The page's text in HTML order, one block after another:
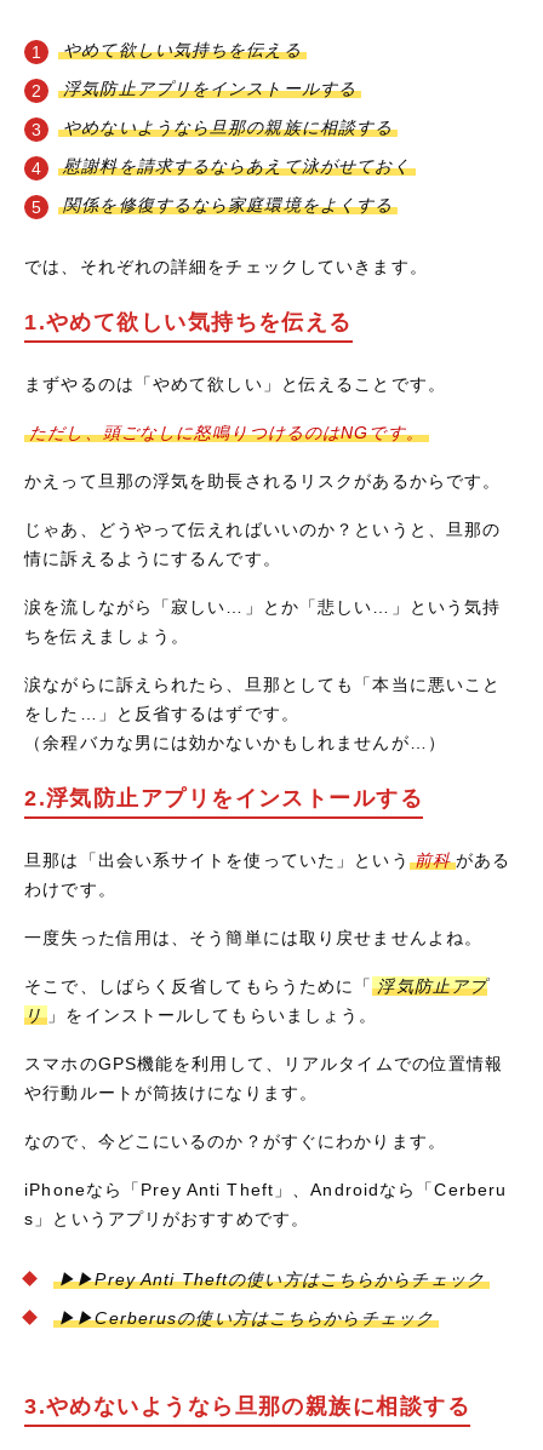
やめて欲しい気持ちを伝える
浮気防止アプリをインストールする
やめないようなら旦那の親族に相談する
慰謝料を請求するならあえて泳がせておく
関係を修復するなら家庭環境をよくする
では、それぞれの詳細をチェックしていきます。
1.やめて欲しい気持ちを伝える
まずやるのは「やめて欲しい」と伝えることです。
ただし、頭ごなしに怒鳴りつけるのはNGです。
かえって旦那の浮気を助長されるリスクがあるからです。
じゃあ、どうやって伝えればいいのか？というと、旦那の
情に訴えるようにするんです。
涙を流しながら「寂しい…」とか「悲しい…」という気持
ちを伝えましょう。
涙ながらに訴えられたら、旦那としても「本当に悪いこと
をした…」と反省するはずです。
（余程バカな男には効かないかもしれませんが…）
2.浮気防止アプリをインストールする
旦那は「出会い系サイトを使っていた」という 前科 がある
わけです。
一度失った信用は、そう簡単には取り戻せませんよね。
そこで、しばらく反省してもらうために「 浮気防止アプ
リ 」をインストールしてもらいましょう。
スマホのGPS機能を利用して、リアルタイムでの位置情報
や行動ルートが筒抜けになります。
なので、今どこにいるのか？がすぐにわかります。
iPhoneなら「Prey Anti Theft」、Androidなら「Cerberu
s」というアプリがおすすめです。
▶▶Prey Anti Theftの使い方はこちらからチェック
▶▶Cerberusの使い方はこちらからチェック
3.やめないようなら旦那の親族に相談する